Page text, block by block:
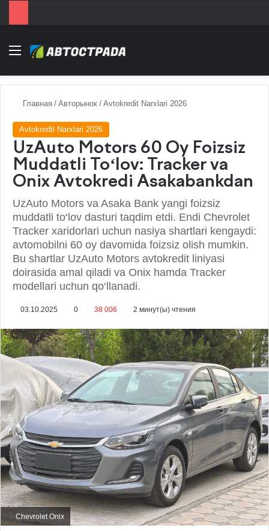
Menu
Главная / Авторынок / Avtokredit Narxlari 2026
Avtokredit Narxlari 2026
UzAuto Motors 60 Oy Foizsiz
Muddatli To‘lov: Tracker va
Onix Avtokredi Asakabankdan
UzAuto Motors va Asaka Bank yangi foizsiz
muddatli to‘lov dasturi taqdim etdi. Endi Chevrolet
Tracker xaridorlari uchun nasiya shartlari kengaydi:
avtomobilni 60 oy davomida foizsiz olish mumkin.
Bu shartlar UzAuto Motors avtokredit liniyasi
doirasida amal qiladi va Onix hamda Tracker
modellari uchun qo‘llanadi.
03.10.2025 0 38 006 2 минут(ы) чтения
Chevrolet Onix